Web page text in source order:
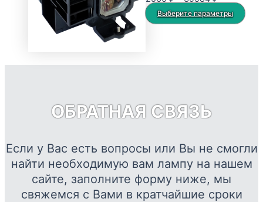
можно
выбрать
товара.
цен:
2560 ₽
Выберите параметры
ОБРАТНАЯ СВЯЗЬ
Если у Вас есть вопросы или Вы не смогли
найти необходимую вам лампу на нашем
сайте, заполните форму ниже, мы
свяжемся с Вами в кратчайшие сроки